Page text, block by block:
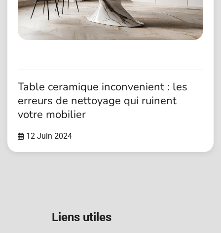
Table ceramique inconvenient : les
erreurs de nettoyage qui ruinent
votre mobilier
12 Juin 2024
Liens utiles